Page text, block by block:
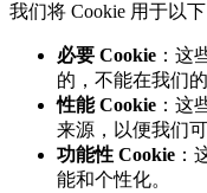
我们将 Cookie 用于以下
必要 Cookie ：这
的，不能在我们
性能 Cookie ：这
来源，以便我们
功能性 Cookie ：
能和个性化。